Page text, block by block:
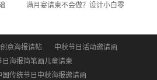
满月宴请柬不会做？设计小白零基础，轻松拿捏高颜值电子请柬
意海报请帖
中秋节日活动邀请函
日海报简笔画儿童请柬
国传统节日中秋海报邀请函